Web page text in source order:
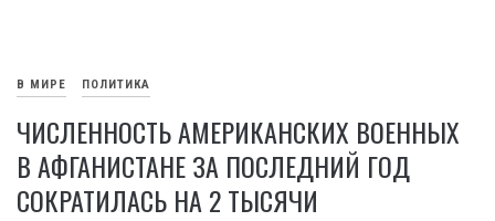
В МИРЕ ПОЛИТИКА
ЧИСЛЕННОСТЬ АМЕРИКАНСКИХ ВОЕННЫХ
В АФГАНИСТАНЕ ЗА ПОСЛЕДНИЙ ГОД
СОКРАТИЛАСЬ НА 2 ТЫСЯЧИ